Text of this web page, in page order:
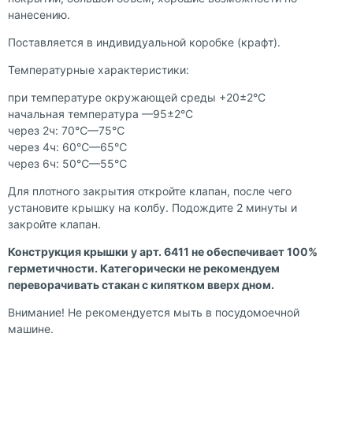
нанесению.
Поставляется в индивидуальной коробке (крафт).
Температурные характеристики:
при температуре окружающей среды +20±2°С
начальная температура —95±2°С
через 2ч: 70℃—75℃
через 4ч: 60℃—65℃
через 6ч: 50℃—55℃
Для плотного закрытия откройте клапан, после чего
установите крышку на колбу. Подождите 2 минуты и
закройте клапан.
Конструкция крышки у арт. 6411 не обеспечивает 100%
герметичности. Категорически не рекомендуем
переворачивать стакан с кипятком вверх дном.
Внимание! Не рекомендуется мыть в посудомоечной
машине.